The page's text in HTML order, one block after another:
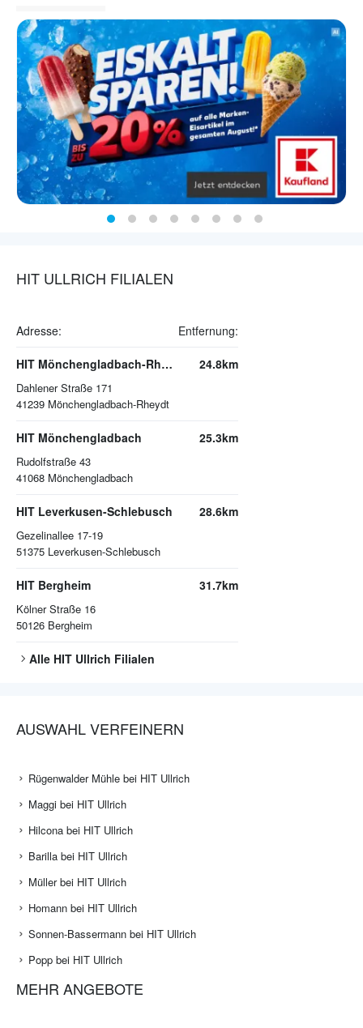
HIT ULLRICH FILIALEN
Adresse: Entfernung:
HIT Mönchengladbach-Rheydt
Dahlener Straße 171
41239 Mönchengladbach-Rheydt
24.8km
HIT Mönchengladbach
Rudolfstraße 43
41068 Mönchengladbach
25.3km
HIT Leverkusen-Schlebusch
Gezelinallee 17-19
51375 Leverkusen-Schlebusch
28.6km
HIT Bergheim
Kölner Straße 16
50126 Bergheim
31.7km
Alle HIT Ullrich Filialen
AUSWAHL VERFEINERN
Rügenwalder Mühle bei HIT Ullrich
Maggi bei HIT Ullrich
Hilcona bei HIT Ullrich
Barilla bei HIT Ullrich
Müller bei HIT Ullrich
Homann bei HIT Ullrich
Sonnen-Bassermann bei HIT Ullrich
Popp bei HIT Ullrich
MEHR ANGEBOTE